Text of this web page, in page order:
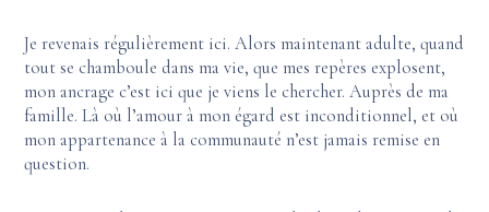
Je revenais régulièrement ici. Alors maintenant adulte, quand
tout se chamboule dans ma vie, que mes repères explosent,
mon ancrage c’est ici que je viens le chercher. Auprès de ma
famille. Là où l’amour à mon égard est inconditionnel, et où
mon appartenance à la communauté n’est jamais remise en
question.